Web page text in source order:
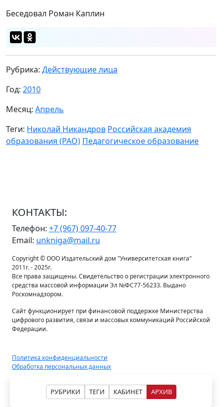
РУБРИКИ ТЕГИ КАБИНЕТ АРХИВ
Беседовал Роман Каплин
Рубрика: Действующие лица
Год: 2010
Месяц: Апрель
Теги: Николай Никандров Российская академия
образования (РАО) Педагогическое образование
КОНТАКТЫ:
Телефон: +7 (967) 097-40-77
Email: unkniga@mail.ru
Copyright © ООО Издательский дом "Университетская книга"
2011г. - 2025г.
Все права защищены. Свидетельство о регистрации электронного
средства массовой информации Эл №ФС77-56233. Выдано
Роскомнадзором.
Сайт функционирует при финансовой поддержке Министерства
цифрового развития, связи и массовых коммуникаций Российской
Федерации.
Политика конфиденциальности
Обработка персональных данных